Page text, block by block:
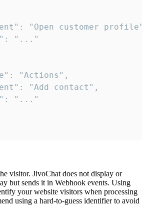
"Open customer
"..."
"Actions",
"Add contact",
"..."
visitor. JivoChat does not display or
but sends it in Webhook events. Using
your website visitors when processing
using a hard-to-guess identifier to avoid